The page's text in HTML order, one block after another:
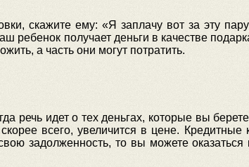
скажите ему: «Я заплачу вот за эту
получает деньги в качестве
а часть они могут потратить.
речь идет о тех деньгах, которые вы
всего, увеличится в цене.
задолженность, то вы можете